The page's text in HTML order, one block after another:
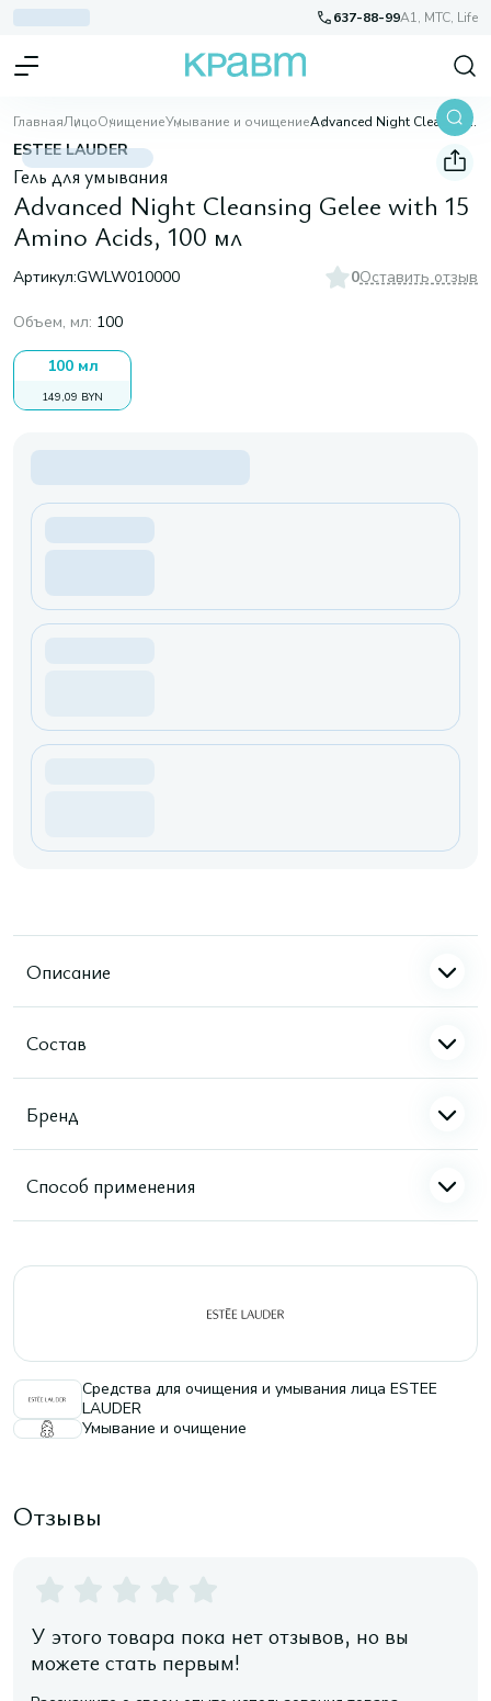
637-88-99A1, МТС, Life
ГлавнаяЛицоОчищениеУмывание и очищение Advanced Night Cleansing Gelee with 15 Amino Acids, 100 мл
ESTEE LAUDER
Гель для умывания
Advanced Night Cleansing Gelee with 15
Amino Acids, 100 мл
Артикул:GWLW010000 0Оставить отзыв
Объем, мл: 100
100 мл
149,09 BYN
Описание
Состав
Бренд
Способ применения
Средства для очищения и умывания лица ESTEE
LAUDER
Умывание и очищение
Отзывы
У этого товара пока нет отзывов, но вы
можете стать первым!